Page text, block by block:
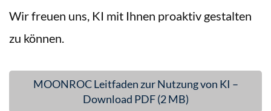
Wir freuen uns, KI mit Ihnen proaktiv gestalten
zu können.
MOONROC Leitfaden zur Nutzung von KI –
Download PDF (2 MB)